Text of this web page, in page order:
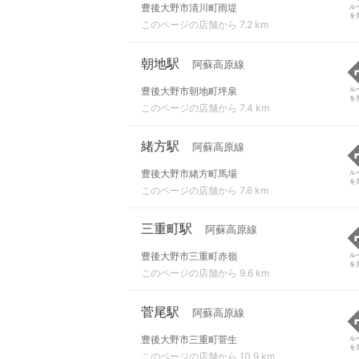
豊後大野市清川町雨堤
このページの店舗から 7.2 km
ル
を
朝地駅 阿蘇高原線
豊後大野市朝地町坪泉
このページの店舗から 7.4 km
ル
を
緒方駅 阿蘇高原線
豊後大野市緒方町馬場
このページの店舗から 7.6 km
ル
を
三重町駅 阿蘇高原線
豊後大野市三重町赤嶺
このページの店舗から 9.6 km
ル
を
菅尾駅 阿蘇高原線
豊後大野市三重町菅生
このページの店舗から 10.9 km
ル
を